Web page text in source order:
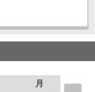
月